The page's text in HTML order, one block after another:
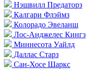
Нэшвилл Предаторз
Калгари Флэймз
Колорадо Эвеланш
Лос-Анджелес Кингз
Миннесота Уайлд
Даллас Старз
Сан-Хосе Шаркс